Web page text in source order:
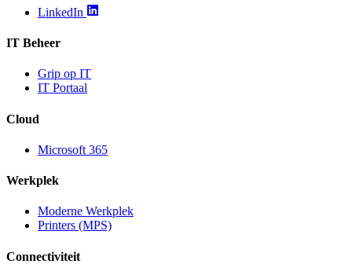
LinkedIn
IT Beheer
Grip op IT
IT Portaal
Cloud
Microsoft 365
Werkplek
Moderne Werkplek
Printers (MPS)
Connectiviteit